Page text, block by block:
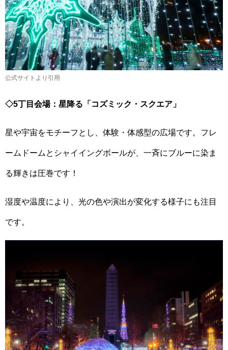
公式サイトより引用
◇5丁目会場：星降る「コズミック・スクエア」
星や宇宙をモチーフとし、体験・体感型の広場です。フレ
ームドームとシャイイングボールが、一斉にブルーに染ま
る輝きは圧巻です！
湿度や温度により、光の色や演出が変化する様子にも注目
です。